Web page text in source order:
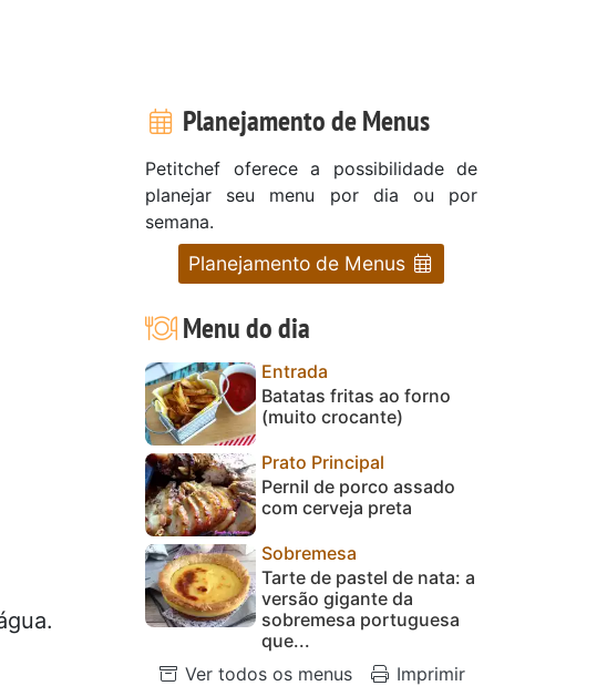
Planejamento de Menus
Petitchef oferece a possibilidade de
planejar seu menu por dia ou por
semana.
Planejamento de Menus
Menu do dia
Entrada
Batatas fritas ao forno
(muito crocante)
Prato Principal
Pernil de porco assado
com cerveja preta
Sobremesa
Tarte de pastel de nata: a
versão gigante da
sobremesa portuguesa
que...
Ver todos os menus
Imprimir